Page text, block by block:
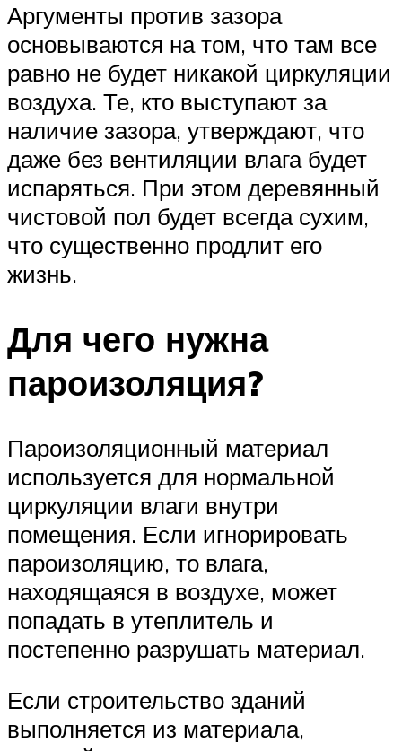
Аргументы против зазора
основываются на том, что там все
равно не будет никакой циркуляции
воздуха. Те, кто выступают за
наличие зазора, утверждают, что
даже без вентиляции влага будет
испаряться. При этом деревянный
чистовой пол будет всегда сухим,
что существенно продлит его
жизнь.
Для чего нужна
пароизоляция?
Пароизоляционный материал
используется для нормальной
циркуляции влаги внутри
помещения. Если игнорировать
пароизоляцию, то влага,
находящаяся в воздухе, может
попадать в утеплитель и
постепенно разрушать материал.
Если строительство зданий
выполняется из материала,